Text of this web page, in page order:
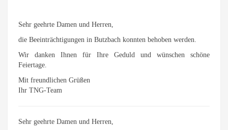
Sehr geehrte Damen und Herren,
die Beeinträchtigungen in Butzbach konnten behoben werden.
Wir danken Ihnen für Ihre Geduld und wünschen schöne
Feiertage.
Mit freundlichen Grüßen
Ihr TNG-Team
Sehr geehrte Damen und Herren,